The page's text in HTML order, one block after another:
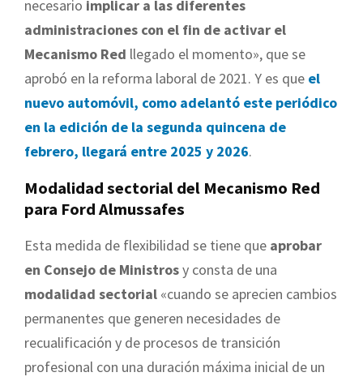
necesario implicar a las diferentes
administraciones con el fin de activar el
Mecanismo Red llegado el momento», que se
aprobó en la reforma laboral de 2021. Y es que el
nuevo automóvil, como adelantó este periódico
en la edición de la segunda quincena de
febrero, llegará entre 2025 y 2026.
Modalidad sectorial del Mecanismo Red
para Ford Almussafes
Esta medida de flexibilidad se tiene que aprobar
en Consejo de Ministrosy consta de una
modalidad sectorial «cuando se aprecien cambios
permanentes que generen necesidades de
recualificación y de procesos de transición
profesional con una duración máxima inicial de un